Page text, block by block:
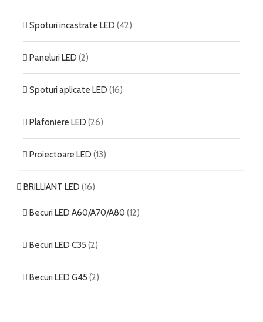
Spoturi incastrate LED (42)
Paneluri LED (2)
Spoturi aplicate LED (16)
Plafoniere LED (26)
Proiectoare LED (13)
BRILLIANT LED (16)
Becuri LED A60/A70/A80 (12)
Becuri LED C35 (2)
Becuri LED G45 (2)